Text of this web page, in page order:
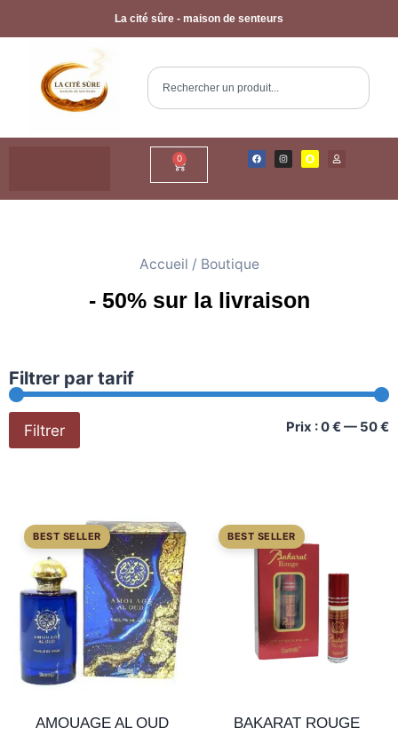
La cité sûre - maison de senteurs
0
Accueil / Boutique
- 50% sur la livraison
Filtrer par tarif
Filtrer Prix :0 €— 50 €
AMOUAGE AL OUD
BAKARAT ROUGE